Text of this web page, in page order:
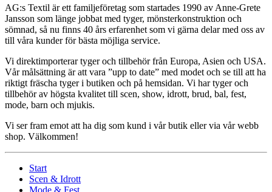
AG:s Textil är ett familjeföretag som startades 1990 av Anne-Grete
Jansson som länge jobbat med tyger, mönsterkonstruktion och
sömnad, så nu finns 40 års erfarenhet som vi gärna delar med oss av
till våra kunder för bästa möjliga service.
Vi direktimporterar tyger och tillbehör från Europa, Asien och USA.
Vår målsättning är att vara ”upp to date” med modet och se till att ha
riktigt fräscha tyger i butiken och på hemsidan. Vi har tyger och
tillbehör av högsta kvalitet till scen, show, idrott, brud, bal, fest,
mode, barn och mjukis.
Vi ser fram emot att ha dig som kund i vår butik eller via vår webb
shop. Välkommen!
Start
Scen & Idrott
Mode & Fest